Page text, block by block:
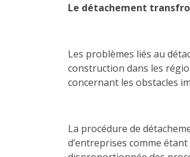
Le détachement
Les problèmes liés au
construction dans les
concernant les obstacles
La procédure de
d’entreprises comme